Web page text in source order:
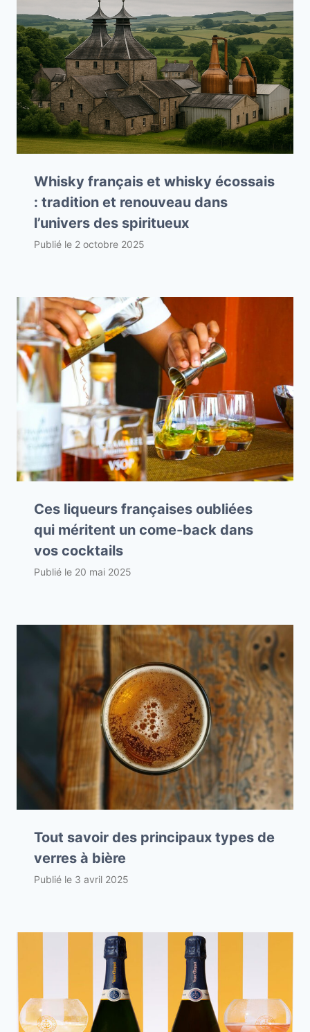
Whisky français et whisky écossais
: tradition et renouveau dans
l’univers des spiritueux
Publié le 2 octobre 2025
Ces liqueurs françaises oubliées
qui méritent un come-back dans
vos cocktails
Publié le 20 mai 2025
Tout savoir des principaux types de
verres à bière
Publié le 3 avril 2025